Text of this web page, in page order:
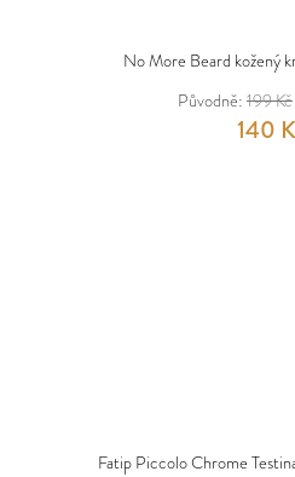
No More Beard kožený
Původně: 199 Kč
140
Fatip Piccolo Chrome